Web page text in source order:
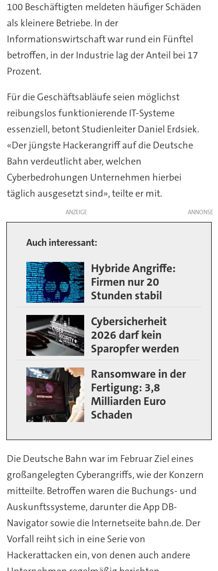
100 Beschäftigten meldeten häufiger Schäden
als kleinere Betriebe. In der
Informationswirtschaft war rund ein Fünftel
betroffen, in der Industrie lag der Anteil bei 17
Prozent.
Für die Geschäftsabläufe seien möglichst
reibungslos funktionierende IT-Systeme
essenziell, betont Studienleiter Daniel Erdsiek.
«Der jüngste Hackerangriff auf die Deutsche
Bahn verdeutlicht aber, welchen
Cyberbedrohungen Unternehmen hierbei
täglich ausgesetzt sind», teilte er mit.
ANZEIGE
Auch interessant:
Hybride Angriffe:
Firmen nur 20
Stunden stabil
Cybersicherheit
2026 darf kein
Sparopfer werden
Ransomware in der
Fertigung: 3,8
Milliarden Euro
Schaden
Die Deutsche Bahn war im Februar Ziel eines
großangelegten Cyberangriffs, wie der Konzern
mitteilte. Betroffen waren die Buchungs- und
Auskunftssysteme, darunter die App DB-
Navigator sowie die Internetseite bahn.de. Der
Vorfall reiht sich in eine Serie von
Hackerattacken ein, von denen auch andere